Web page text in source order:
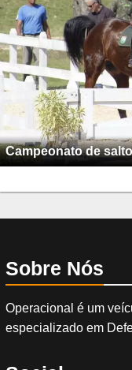
Campeonato de
Sobre Nós
Operacional é um
especializado em